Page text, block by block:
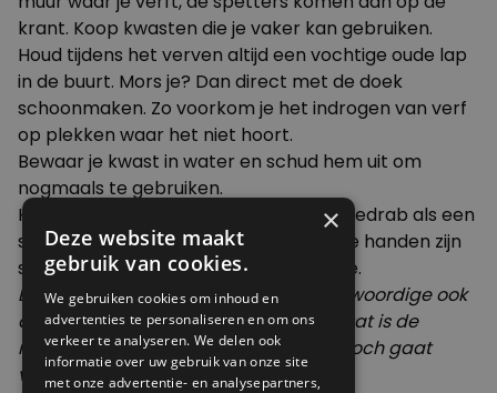
krant. Koop kwasten die je vaker kan gebruiken.
Houd tijdens het verven altijd een vochtige oude lap
in de buurt. Mors je? Dan direct met de doek
schoonmaken. Zo voorkom je het indrogen van verf
op plekken waar het niet hoort.
Bewaar je kwast in water en schud hem uit om
nogmaals te gebruiken.
Heb je verf op je handen? Gebruik koffiedrab als een
soort scrub, daarna goed afspoelen. Je handen zijn
schoon en stinken niet naar terpentine.
Extra tip van de redactie: er zijn tegenwoordige ook
duurzamere verf-merken, zoalsFairf
. Dat is de
moeite waard om uit te zoeken als je toch gaat
verven!
×
Deze website maakt
gebruik van cookies.
We gebruiken cookies om inhoud en
advertenties te personaliseren en om ons
verkeer te analyseren. We delen ook
informatie over uw gebruik van onze site
met onze advertentie- en analysepartners,